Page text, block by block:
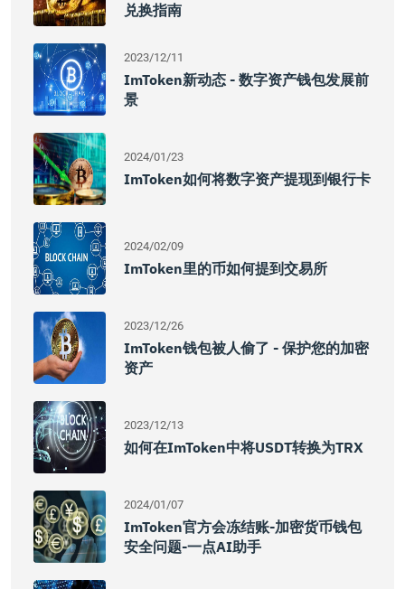
兑换指南
2023/12/11
ImToken新动态 - 数字资产钱包发展前
景
2024/01/23
ImToken如何将数字资产提现到银行卡
2024/02/09
ImToken里的币如何提到交易所
2023/12/26
ImToken钱包被人偷了 - 保护您的加密
资产
2023/12/13
如何在imToken中将USDT转换为TRX
2024/01/07
ImToken官方会冻结账-加密货币钱包
安全问题-一点AI助手